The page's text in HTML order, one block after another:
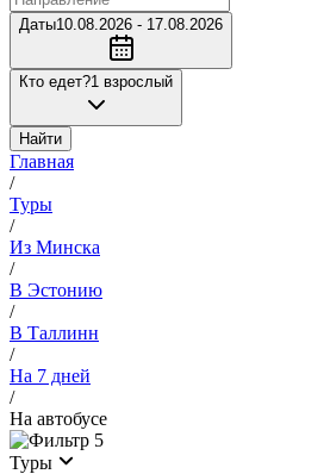
Даты10.08.2026 - 17.08.2026
Кто едет?1 взрослый
Найти
Главная
/
Туры
/
Из Минска
/
В Эстонию
/
В Таллинн
/
На 7 дней
/
На автобусе
5
Туры